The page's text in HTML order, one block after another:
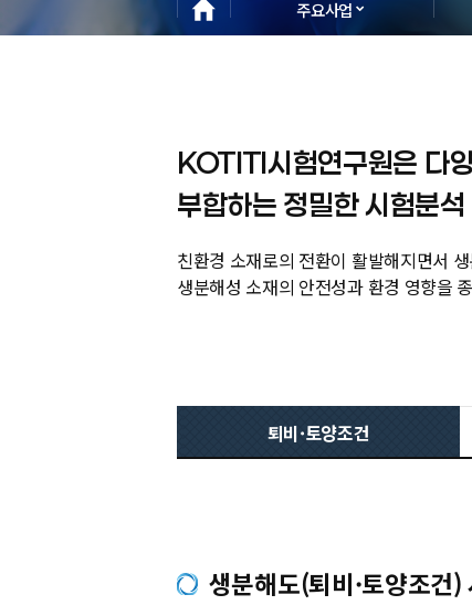
주요사업
KOTITI시험연구원은 다
부합하는 정밀한 시험분
친환경 소재로의 전환이 활발해지면서
생분해성 소재의 안전성과 환경 영향을
퇴비·토양조건
생분해도(퇴비·토양조건)